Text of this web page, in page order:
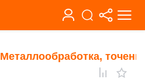
Металлообработка,